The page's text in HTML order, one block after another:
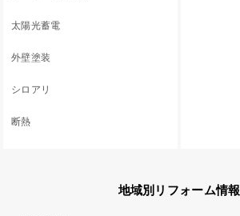
太陽光蓄電
外壁塗装
シロアリ
断熱
地域別リフォーム情報